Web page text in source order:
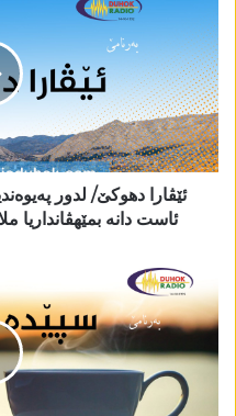
ئێڤارا دھوکێ/ لدور
ئاست دانە بمێھڤانداریا ملا